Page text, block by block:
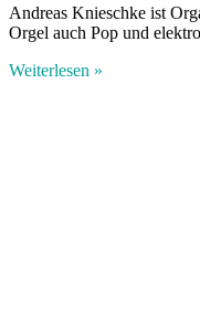
Andreas Knieschke ist
Orgel auch Pop und
Weiterlesen »